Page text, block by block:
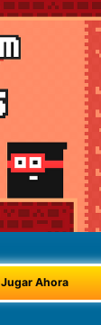
Jugar Ahora